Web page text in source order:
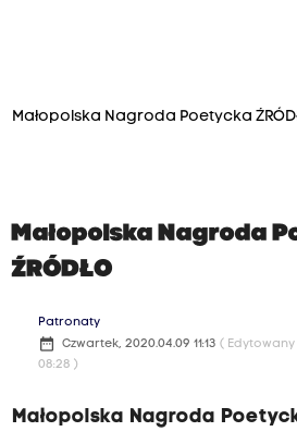
Małopolska Nagroda Poetycka
Małopolska Nagroda
ŹRÓDŁO
Patronaty
date_range Czwartek, 2020.04.09 11:13 ( Edytowany
08:28 )
Małopolska Nagroda